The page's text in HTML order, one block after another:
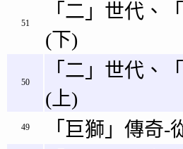
51
「二」世代、
(下)
50
「二」世代、
(上)
49 「巨獅」傳奇